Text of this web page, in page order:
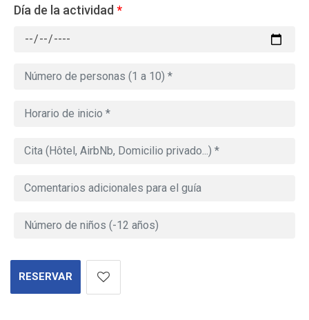
Día de la actividad *
RESERVAR